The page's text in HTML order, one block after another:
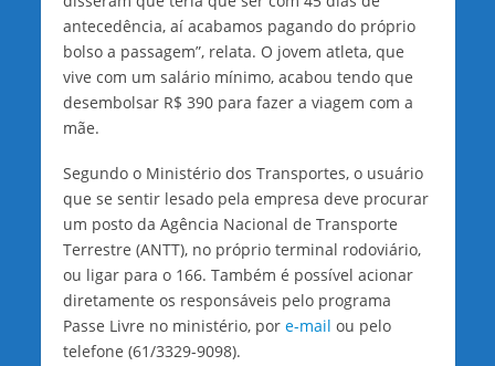
antecedência, aí acabamos pagando do próprio
bolso a passagem”, relata. O jovem atleta, que
vive com um salário mínimo, acabou tendo que
desembolsar R$ 390 para fazer a viagem com a
mãe.
Segundo o Ministério dos Transportes, o usuário
que se sentir lesado pela empresa deve procurar
um posto da Agência Nacional de Transporte
Terrestre (ANTT), no próprio terminal rodoviário,
ou ligar para o 166. Também é possível acionar
diretamente os responsáveis pelo programa
Passe Livre no ministério, por e-mail ou pelo
telefone (61/3329-9098).